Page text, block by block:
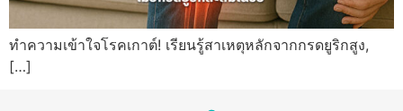
ทำความเข้าใจโรคเกาต์! เรียนรู้สาเหตุหลักจากกรดยูริกสูง,
[…]